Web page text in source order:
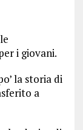
i giovani.
la storia di
a